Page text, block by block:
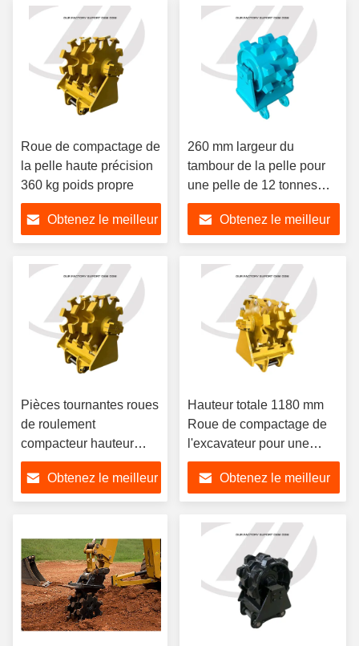
Roue de compactage de
la pelle haute précision
360 kg poids propre
Obtenez le meilleur
260 mm largeur du
tambour de la pelle pour
une pelle de 12 tonnes
fabriquée en 10 jours
Obtenez le meilleur
Pièces tournantes roues
de roulement
compacteur hauteur
totale 1180 mm
Obtenez le meilleur
Hauteur totale 1180 mm
Roue de compactage de
l'excavateur pour une
longue durée de vie de
l'excavateur de 12 tonnes
Obtenez le meilleur